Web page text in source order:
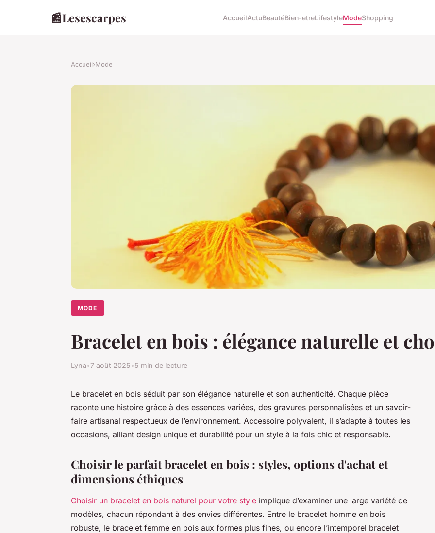
📰Lesescarpes AccueilActuBeautéBien-etreLifestyleModeShopping
Accueil›Mode
MODE
Bracelet en bois : élégance naturelle et
Lyna•7 août 2025•5 min de lecture
Le bracelet en bois séduit par son élégance naturelle et son authenticité. Chaque pièce
raconte une histoire grâce à des essences variées, des gravures personnalisées et un savoir-
faire artisanal respectueux de l’environnement. Accessoire polyvalent, il s’adapte à toutes les
occasions, alliant design unique et durabilité pour un style à la fois chic et responsable.
Choisir le parfait bracelet en bois : styles, options d'achat et
dimensions éthiques
Choisir un bracelet en bois naturel pour votre style implique d’examiner une large variété de
modèles, chacun répondant à des envies différentes. Entre le bracelet homme en bois
robuste, le bracelet femme en bois aux formes plus fines, ou encore l’intemporel bracelet